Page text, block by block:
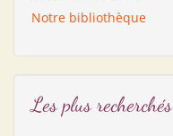
Notre bibliothèque
Les plus recherchés